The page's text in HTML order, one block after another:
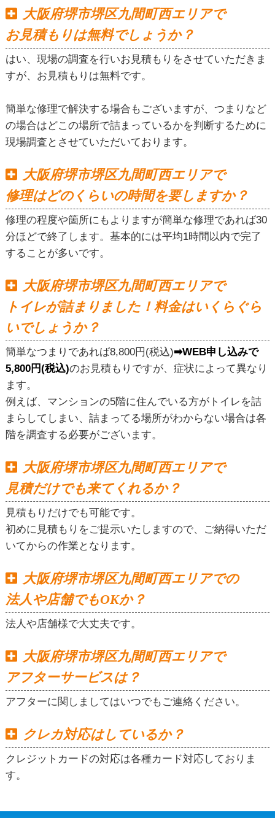
大阪府堺市堺区九間町西エリアで
お見積もりは無料でしょうか？
はい、現場の調査を行いお見積もりをさせていただきま
すが、お見積もりは無料です。
簡単な修理で解決する場合もございますが、つまりなど
の場合はどこの場所で詰まっているかを判断するために
現場調査とさせていただいております。
大阪府堺市堺区九間町西エリアで
修理はどのくらいの時間を要しますか？
修理の程度や箇所にもよりますが簡単な修理であれば30
分ほどで終了します。基本的には平均1時間以内で完了
することが多いです。
大阪府堺市堺区九間町西エリアで
トイレが詰まりました！料金はいくらぐら
いでしょうか？
簡単なつまりであれば8,800円(税込)➡WEB申し込みで
5,800円(税込)のお見積もりですが、症状によって異なり
ます。
例えば、マンションの5階に住んでいる方がトイレを詰
まらしてしまい、詰まってる場所がわからない場合は各
階を調査する必要がございます。
大阪府堺市堺区九間町西エリアで
見積だけでも来てくれるか？
見積もりだけでも可能です。
初めに見積もりをご提示いたしますので、ご納得いただ
いてからの作業となります。
大阪府堺市堺区九間町西エリアでの
法人や店舗でもOKか？
法人や店舗様で大丈夫です。
大阪府堺市堺区九間町西エリアで
アフターサービスは？
アフターに関しましてはいつでもご連絡ください。
クレカ対応はしているか？
クレジットカードの対応は各種カード対応しておりま
す。